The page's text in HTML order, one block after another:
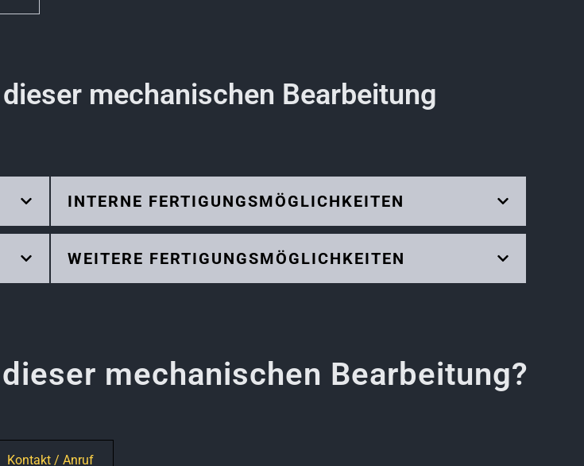
mechanischen Bearbeitung
INTERNE FERTIGUNGSMÖGLICHKEITEN
WEITERE FERTIGUNGSMÖGLICHKEITEN
mechanischen Bearbeitung?
Kontakt / Anruf